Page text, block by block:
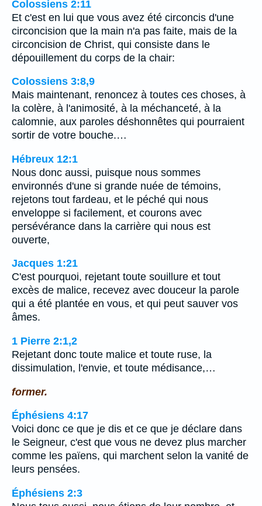
Colossiens 2:11
Et c'est en lui que vous avez été circoncis d'une
circoncision que la main n'a pas faite, mais de la
circoncision de Christ, qui consiste dans le
dépouillement du corps de la chair:
Colossiens 3:8,9
Mais maintenant, renoncez à toutes ces choses, à
la colère, à l'animosité, à la méchanceté, à la
calomnie, aux paroles déshonnêtes qui pourraient
sortir de votre bouche.…
Hébreux 12:1
Nous donc aussi, puisque nous sommes
environnés d'une si grande nuée de témoins,
rejetons tout fardeau, et le péché qui nous
enveloppe si facilement, et courons avec
persévérance dans la carrière qui nous est
ouverte,
Jacques 1:21
C'est pourquoi, rejetant toute souillure et tout
excès de malice, recevez avec douceur la parole
qui a été plantée en vous, et qui peut sauver vos
âmes.
1 Pierre 2:1,2
Rejetant donc toute malice et toute ruse, la
dissimulation, l'envie, et toute médisance,…
former.
Éphésiens 4:17
Voici donc ce que je dis et ce que je déclare dans
le Seigneur, c'est que vous ne devez plus marcher
comme les païens, qui marchent selon la vanité de
leurs pensées.
Éphésiens 2:3